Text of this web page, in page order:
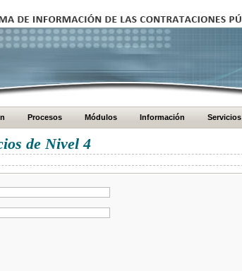
Procesos Módulos Información Servicios
de Nivel 4